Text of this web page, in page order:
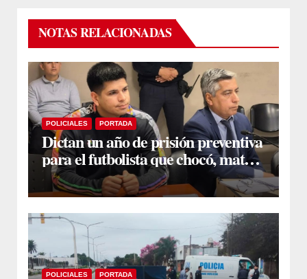
NOTAS RELACIONADAS
POLICIALES PORTADA
Dictan un año de prisión preventiva
para el futbolista que chocó, mató y
huyó en la Capital
POLICIALES PORTADA